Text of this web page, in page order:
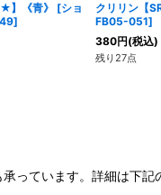
】《青》 [ショ
]
クリリン【
FB05-051]
380円(税込)
残り27点
っています。詳細は下